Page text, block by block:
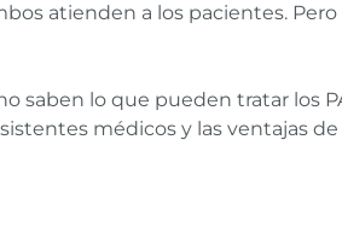
atienden a los pacientes.
saben lo que pueden tratar los
médicos y las ventajas